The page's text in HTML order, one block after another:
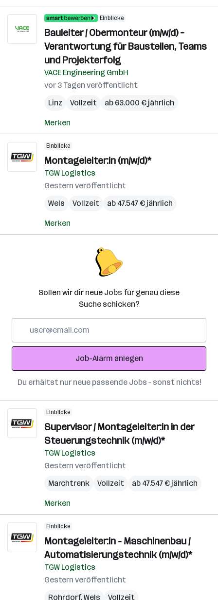
Einblicke
Bauleiter / Obermonteur (m/w/d) –
Verantwortung für Baustellen, Teams
und Projekterfolg
VACE Engineering GmbH
vor 3 Tagen veröffentlicht
Linz
Vollzeit ab 63.000 € jährlich
Merken
Einblicke
Montageleiter:in (m/w/d)*
TGW Logistics
Gestern veröffentlicht
Wels
Vollzeit ab 47.547 € jährlich
Merken
Sollen wir dir neue Jobs für genau diese
Suche schicken?
Adresse
Job-Alarm anlegen
Du erhältst nur neue passende Jobs – sonst nichts!
Einblicke
Supervisor / Montageleiter:in in der
Steuerungstechnik (m/w/d)*
TGW Logistics
Gestern veröffentlicht
Marchtrenk
Vollzeit ab 47.547 € jährlich
Merken
Einblicke
Montageleiter:in - Maschinenbau /
Automatisierungstechnik (m/w/d)*
TGW Logistics
Gestern veröffentlicht
Rohrdorf,Wels Vollzeit